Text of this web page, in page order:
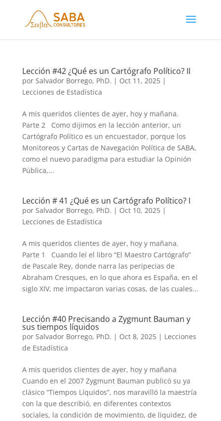
Lección #42 ¿Qué es un Cartógrafo Político? II
por Salvador Borrego, PhD. | Oct 11, 2025|
Lecciones de Estadística
A mis queridos clientes de ayer, hoy y mañana.
Parte 2 Como dijimos en la lección anterior, un
Cartógrafo Político es un encuestador, porque los
Monitoreos y Cartas de Navegación Política de SABA,
como el nuevo paradigma para estudiar la Opinión
Pública,...
Lección # 41 ¿Qué es un Cartógrafo Político? I
por Salvador Borrego, PhD. | Oct 10, 2025|
Lecciones de Estadística
A mis queridos clientes de ayer, hoy y mañana.
Parte 1 Cuando leí el libro “El Maestro Cartógrafo”
de Pascale Rey, donde narra las peripecias de
Abraham Cresques, en lo que ahora es España, en el
siglo XIV, me impactaron varias cosas, de las cuales...
Lección #40 Precisando a Zygmunt Bauman y
sus tiempos líquidos
por Salvador Borrego, PhD. | Oct 8, 2025| Lecciones
de Estadística
A mis queridos clientes de ayer, hoy y mañana
Cuando en el 2007 Zygmunt Bauman publicó su ya
clásico “Tiempos Líquidos”, nos maravilló la maestría
con la que describió, en diferentes contextos
sociales, la condición de movimiento, de liquidez, de